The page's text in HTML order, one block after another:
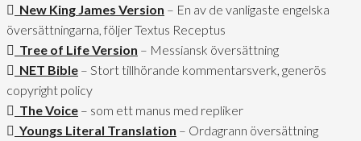
New King James Version – En av de vanligaste engelska
översättningarna, följer Textus Receptus
Tree of Life Version – Messiansk översättning
NET Bible – Stort tillhörande kommentarsverk, generös
copyright policy
The Voice – som ett manus med repliker
Youngs Literal Translation – Ordagrann översättning